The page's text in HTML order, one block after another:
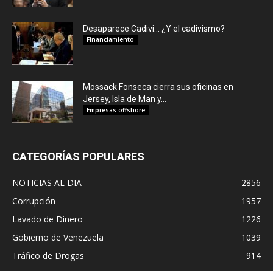
Desaparece Cadivi… ¿Y el cadivismo?
Financiamiento
Mossack Fonseca cierra sus oficinas en
Jersey, Isla de Man y...
Empresas offshore
CATEGORÍAS POPULARES
NOTICIAS AL DIA
2856
Corrupción
1957
Lavado de Dinero
1226
Gobierno de Venezuela
1039
Tráfico de Drogas
914